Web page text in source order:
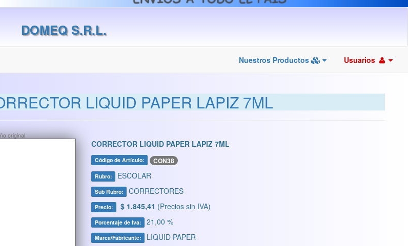
DOMEQ S.R.L.
Nuestros Productos Usuarios
LIQUID PAPER LAPIZ 7ML
original
CORRECTOR LIQUID PAPER LAPIZ 7ML
Código de Artículo: CON38
Rubro: ESCOLAR
Sub Rubro: CORRECTORES
Precio: $ 1.845,41 (Precios sin IVA)
Porcentaje de Iva: 21,00 %
Marca/Fabricante: LIQUID PAPER